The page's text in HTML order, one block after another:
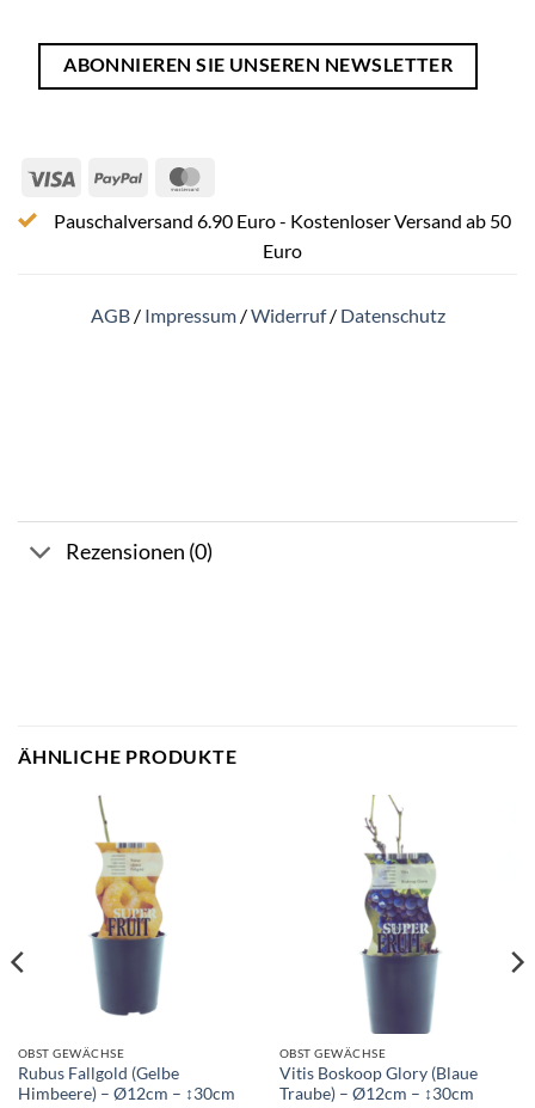
ABONNIEREN SIE UNSEREN NEWSLETTER
Visa PayPal
Pauschalversand 6.90 Euro - Kostenloser Versand ab 50
Euro
AGB/ Impressum/Widerruf/ Datenschutz
Rezensionen (0)
ÄHNLICHE PRODUKTE
OBST GEWÄCHSE
Rubus Fallgold (Gelbe
Himbeere) – Ø12cm – ↕30cm
OBST GEWÄCHSE
Vitis Boskoop Glory (Blaue
Traube) – Ø12cm – ↕30cm